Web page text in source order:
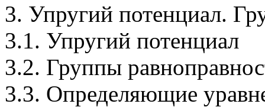
3. Упругий потенциал.
3.1. Упругий потенциал
3.2. Группы
3.3. Определяющие